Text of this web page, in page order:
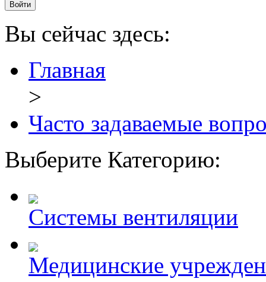
Вы сейчас здесь:
Главная
>
Часто задаваемые
Выберите Категорию:
Системы вентиляции
Медицинские